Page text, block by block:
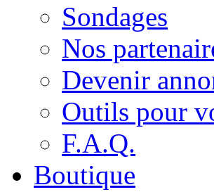
Sondages
Nos
Devenir
Outils pour
F.A.Q.
Boutique